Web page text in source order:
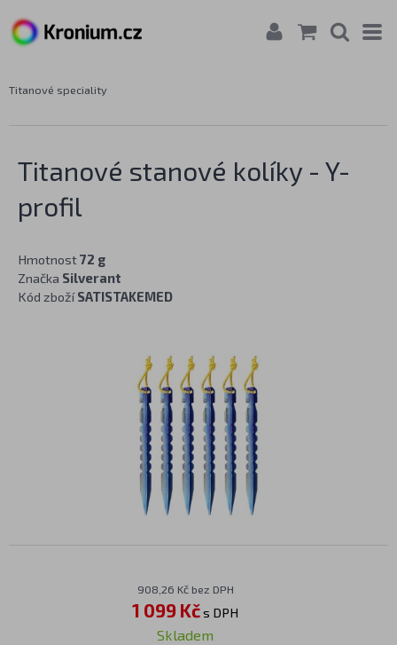
Titanové speciality
Titanové stanové kolíky - Y-
profil
Hmotnost72 g
Značka Silverant
Kód zbožíSATISTAKEMED
908,26 Kč bez DPH
1 099 Kčs DPH
Skladem